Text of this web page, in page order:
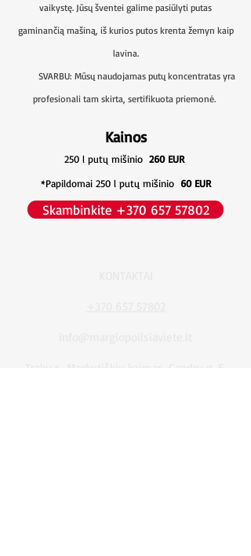
vaikystę. Jūsų šventei galime pasiūlyti putas
gaminančią mašiną, iš kurios putos krenta žemyn kaip
lavina.
SVARBU: Mūsų naudojamas putų koncentratas yra
profesionali tam skirta, sertifikuota priemonė.
Kainos
250 l putų mišinio 260 EUR
*Papildomai 250 l putų mišinio 60 EUR
Skambinkite +370 657 57802
Trakų r., Markutiškių kaimas, Gandrų g. 5.